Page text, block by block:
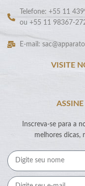
Telefone: +55 11
ou +55 11 98367-
E-mail:
VISITE
Inscreva-se para a
melhores dicas,